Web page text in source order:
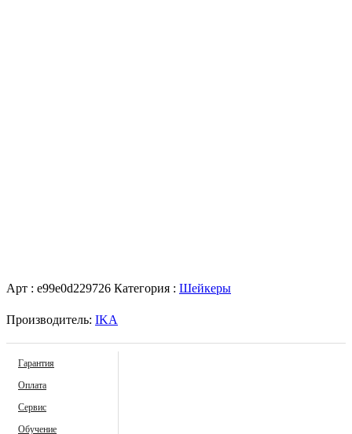
Арт : e99e0d229726 Категория : Шейкеры
Производитель: IKA
Гарантия
Оплата
Сервис
Обучение